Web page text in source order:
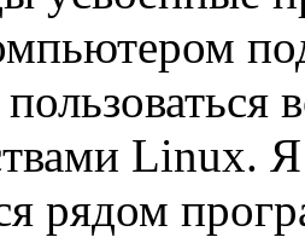
Linux.
рядом